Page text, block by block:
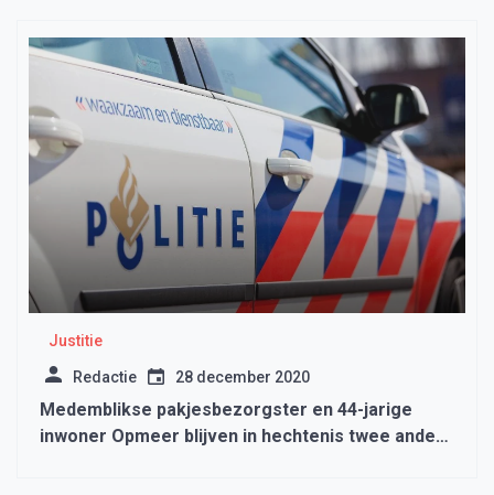
Justitie
Redactie 28 december 2020
Medemblikse pakjesbezorgster en 44-jarige
inwoner Opmeer blijven in hechtenis twee andere